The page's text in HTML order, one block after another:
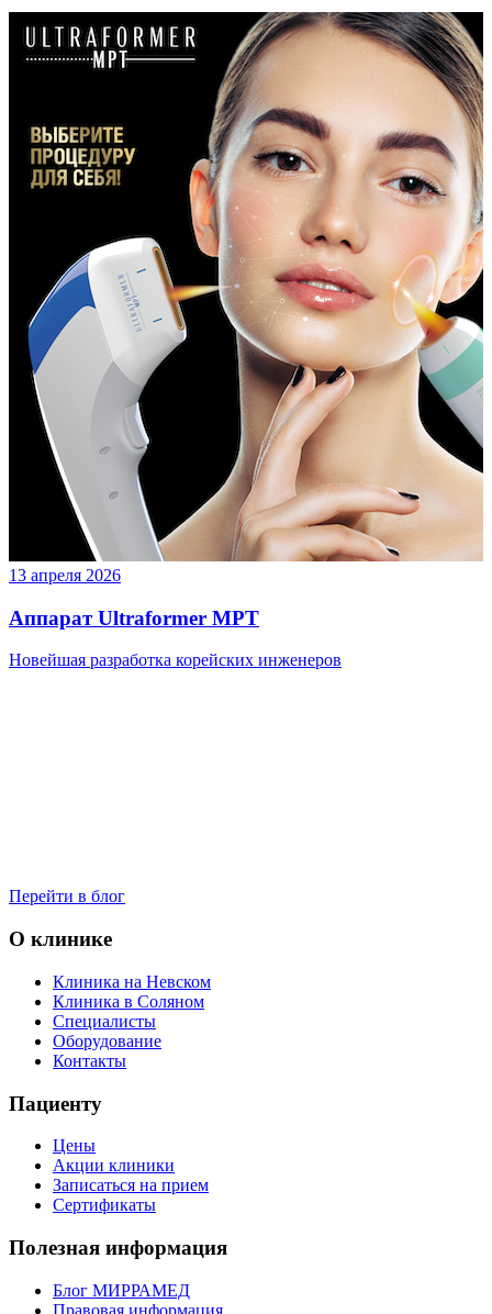
13 апреля 2026
Аппарат Ultraformer MPT
Новейшая разработка корейских инженеров
Перейти в блог
О клинике
Клиника на Невском
Клиника в Соляном
Специалисты
Оборудование
Контакты
Пациенту
Цены
Акции клиники
Записаться на прием
Сертификаты
Полезная информация
Блог МИРРАМЕД
Правовая информация